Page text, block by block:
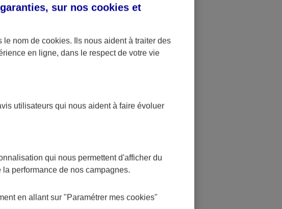
crédit
sur nos cookies et
le nom de cookies. Ils nous aident à traiter des
en ligne, dans le respect de votre vie
utilisateurs qui nous aident à faire évoluer
qui nous permettent d'afficher du
performance de nos campagnes.
en allant sur "Paramétrer mes cookies"